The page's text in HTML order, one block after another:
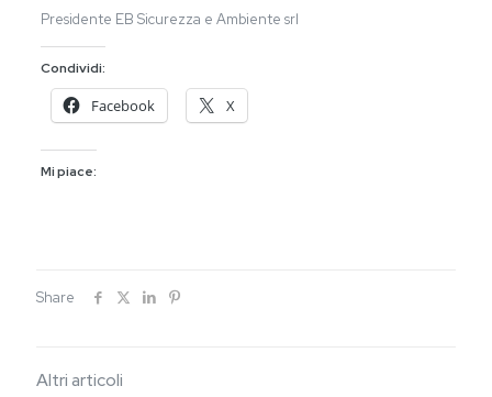
Presidente EB Sicurezza e Ambiente srl
Condividi:
Facebook X
Mi piace:
Share
Altri articoli